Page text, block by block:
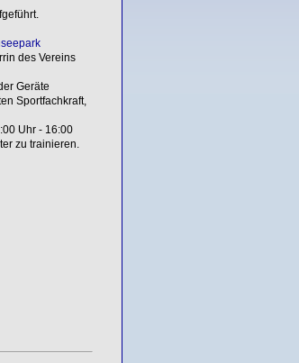
des Vereins
Geräte
Sportfachkraft,
Uhr - 16:00
zu trainieren.